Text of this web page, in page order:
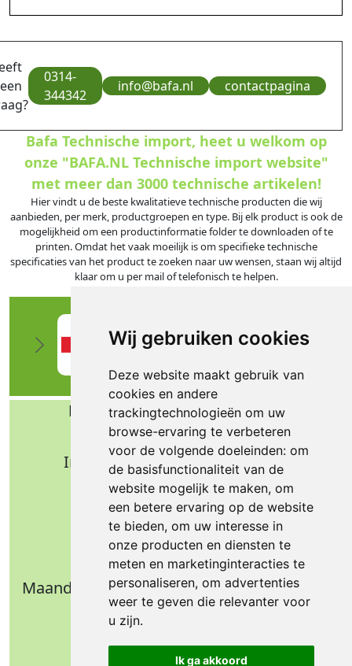
Wij gebruiken cookies
Deze website maakt gebruik van
cookies en andere
trackingtechnologieën om uw
browse-ervaring te verbeteren
voor de volgende doeleinden: om
de basisfunctionaliteit van de
website mogelijk te maken, om
een betere ervaring op de website
te bieden, om uw interesse in
onze producten en diensten te
meten en marketinginteracties te
personaliseren, om advertenties
weer te geven die relevanter voor
u zijn.
Ik ga akkoord
0314-
344342
info@bafa.nl contactpagina
Bafa Technische import, heet u welkom op
onze "BAFA.NL Technische import website"
met meer dan 3000 technische artikelen!
Hier vindt u de beste kwalitatieve technische producten die wij
aanbieden, per merk, productgroepen en type. Bij elk product is ook de
mogelijkheid om een productinformatie folder te downloaden of te
printen. Omdat het vaak moeilijk is om specifieke technische
specificaties van het product te zoeken naar uw wensen, staan wij altijd
klaar om u per mail of telefonisch te helpen.
Bafa b.v. Technische import
Nijverheidsweg 11
Industrieterrein Verheulsweide
7005 AS Doetinchem
Tel.: +31 (0)314 344 342
Email: info@bafa.nl
Openingstijden
Maandag t/m donderdag: 09.00 - 16.30 uur
Vrijdag: 09.00 - 14.30 uur
Weekend: gesloten